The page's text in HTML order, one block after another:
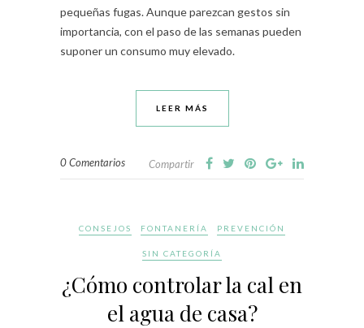
pequeñas fugas. Aunque parezcan gestos sin
importancia, con el paso de las semanas pueden
suponer un consumo muy elevado.
LEER MÁS
0 Comentarios Compartir
CONSEJOS FONTANERÍA PREVENCIÓN
SIN CATEGORÍA
¿Cómo controlar la cal en
el agua de casa?